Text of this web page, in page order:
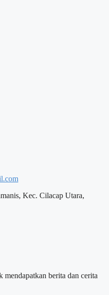
Kec. Cilacap Utara,
berita dan cerita